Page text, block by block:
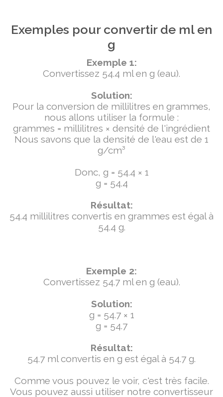
Exemples pour convertir de ml en
g
Exemple 1:
Convertissez 54.4 ml en g (eau).
Solution:
Pour la conversion de millilitres en grammes,
nous allons utiliser la formule :
grammes = millilitres × densité de l'ingrédient
Nous savons que la densité de l'eau est de 1
g/cm³
Donc, g = 54.4 × 1
g = 54.4
Résultat:
54.4 millilitres convertis en grammes est égal à
54.4 g.
Exemple 2:
Convertissez 54.7 ml en g (eau).
Solution:
g = 54.7 × 1
g = 54.7
Résultat:
54.7 ml convertis en g est égal à 54.7 g.
Comme vous pouvez le voir, c'est très facile.
Vous pouvez aussi utiliser notre convertisseur